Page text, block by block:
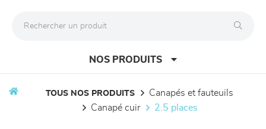
NOS PRODUITS
TOUS NOS PRODUITS
canapés et fauteuils
canapé cuir
2.5 places